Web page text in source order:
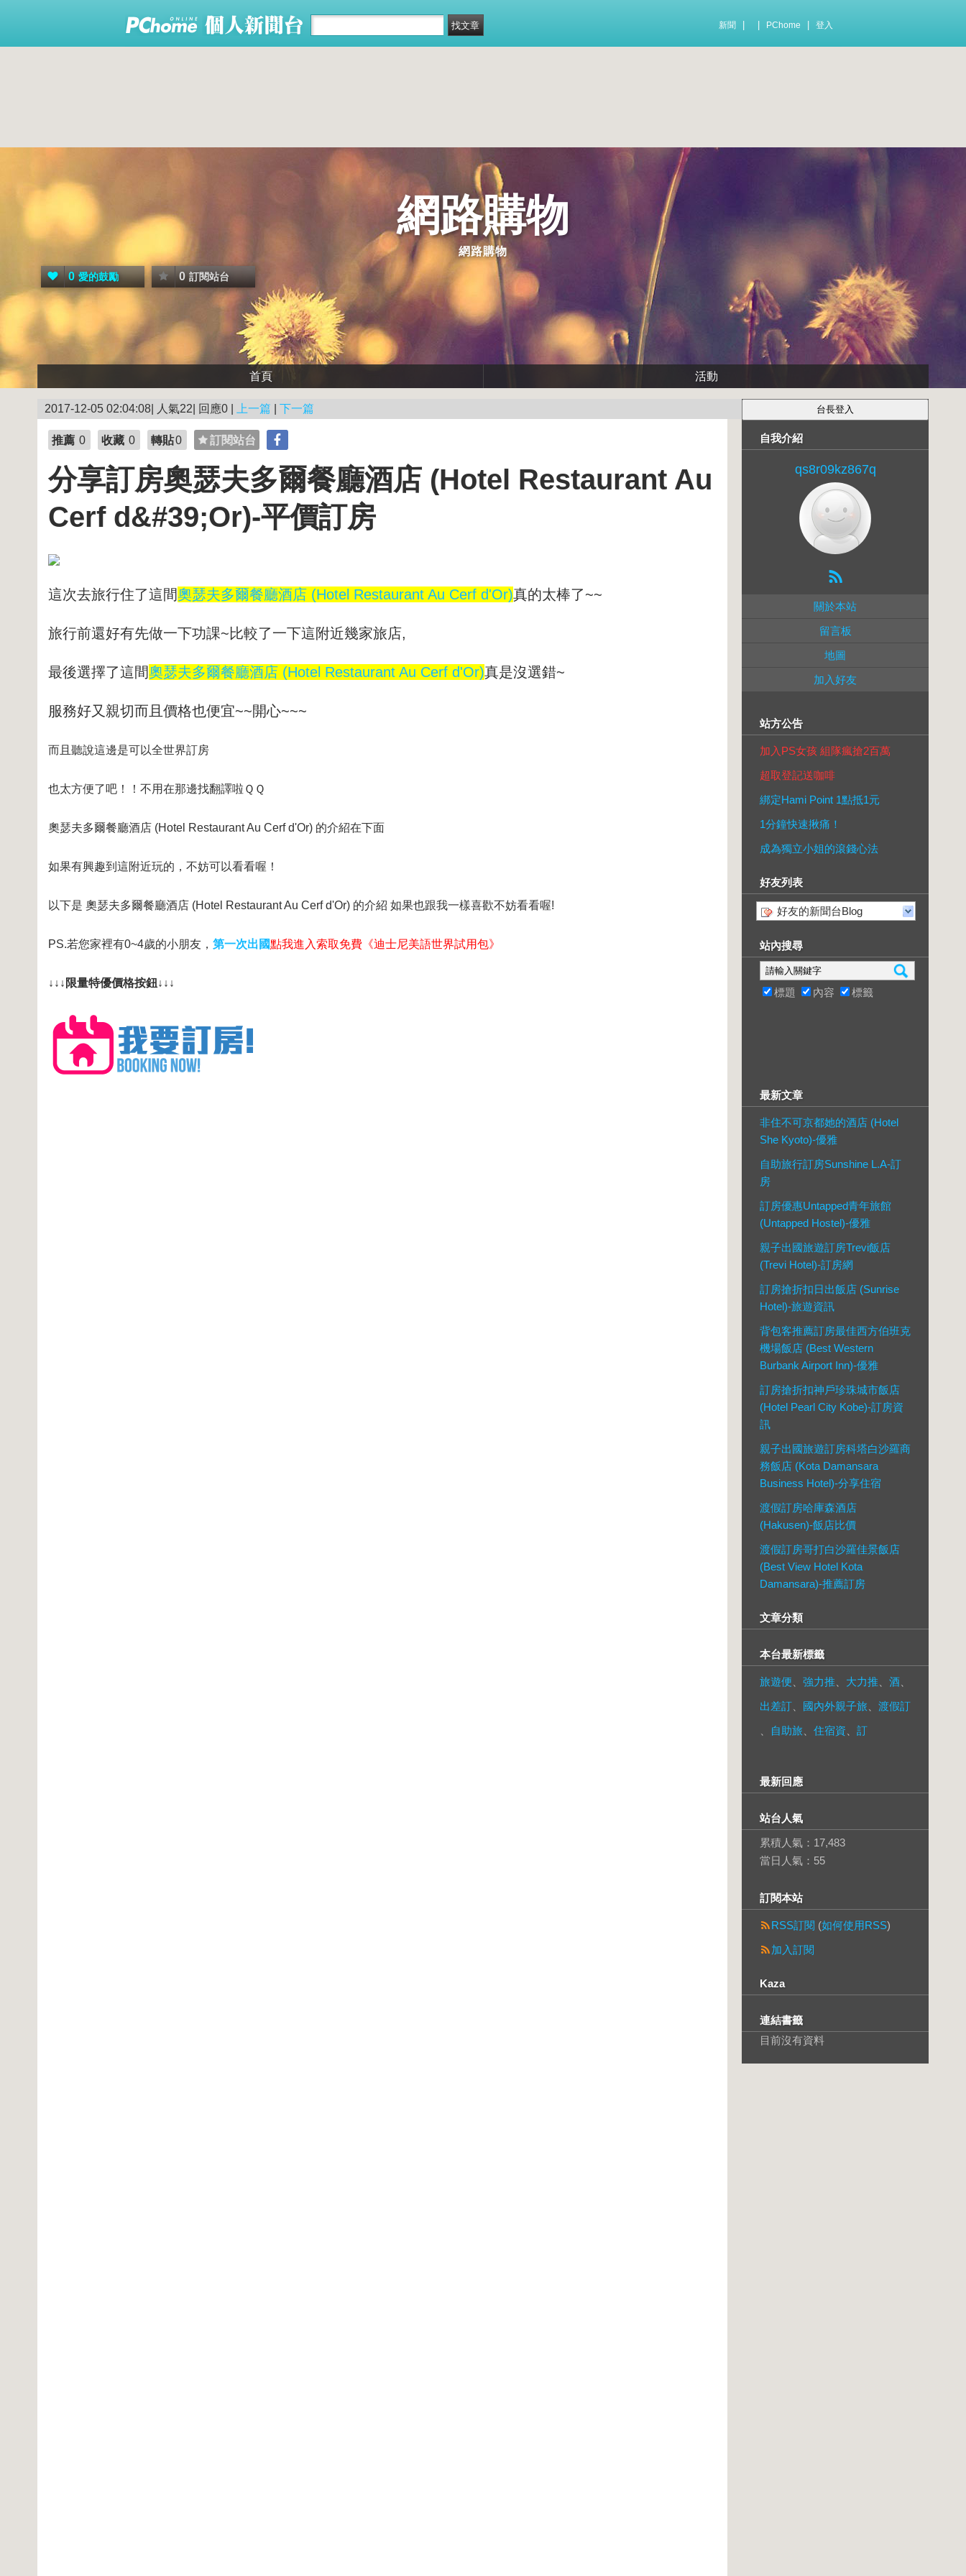
新聞 PChome 登入
網路購物
網路購物
0 愛的鼓勵 0 訂閱站台
首頁 活動
2017-12-05 02:04:08| 人氣22| 回應0 | 上一篇 下一篇
推薦 0 收藏 0 轉貼0 訂閱站台
分享訂房奧瑟夫多爾餐廳酒店 (Hotel Restaurant Au
Cerf d&#39;Or)-平價訂房
這次去旅行住了這間奧瑟夫多爾餐廳酒店 (Hotel Restaurant Au Cerf d'Or)真的太棒了~~
旅行前還好有先做一下功課~比較了一下這附近幾家旅店,
最後選擇了這間奧瑟夫多爾餐廳酒店 (Hotel Restaurant Au Cerf d'Or)真是沒選錯~
服務好又親切而且價格也便宜~~開心~~~
而且聽說這邊是可以全世界訂房
也太方便了吧！！不用在那邊找翻譯啦ＱＱ
奧瑟夫多爾餐廳酒店 (Hotel Restaurant Au Cerf d'Or) 的介紹在下面
如果有興趣到這附近玩的，不妨可以看看喔！
以下是 奧瑟夫多爾餐廳酒店 (Hotel Restaurant Au Cerf d'Or) 的介紹 如果也跟我一樣喜歡不妨看看喔!
PS.若您家裡有0~4歲的小朋友， 第一次出國點我進入索取免費《迪士尼美語世界試用包》
↓↓↓限量特優價格按鈕↓↓↓
自我介紹
qs8r09kz867q
關於本站
留言板
地圖
加入好友
站方公告
加入PS女孩 組隊瘋搶2百萬
超取登記送咖啡
綁定Hami Point 1點抵1元
1分鐘快速揪痛！
成為獨立小姐的滾錢心法
好友列表
好友的新聞台Blog
站內搜尋
標題 內容 標籤
最新文章
非住不可京都她的酒店 (Hotel
She Kyoto)-優雅
自助旅行訂房Sunshine L.A-訂
房
訂房優惠Untapped青年旅館
(Untapped Hostel)-優雅
親子出國旅遊訂房Trevi飯店
(Trevi Hotel)-訂房網
訂房搶折扣日出飯店 (Sunrise
Hotel)-旅遊資訊
背包客推薦訂房最佳西方伯班克
機場飯店 (Best Western
Burbank Airport Inn)-優雅
訂房搶折扣神戶珍珠城市飯店
(Hotel Pearl City Kobe)-訂房資
訊
親子出國旅遊訂房科塔白沙羅商
務飯店 (Kota Damansara
Business Hotel)-分享住宿
渡假訂房哈庫森酒店
(Hakusen)-飯店比價
渡假訂房哥打白沙羅佳景飯店
(Best View Hotel Kota
Damansara)-推薦訂房
文章分類
本台最新標籤
旅遊便 強力推 大力推 酒
出差訂
國內外親子旅
渡假訂
自助旅 住宿資 訂
最新回應
站台人氣
累積人氣： 17,483
當日人氣： 55
訂閱本站
RSS訂閱 (如何使用RSS)
加入訂閱
Kaza
連結書籤
目前沒有資料